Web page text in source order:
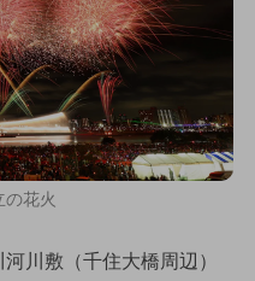
の花火
川敷（千住大橋周辺）